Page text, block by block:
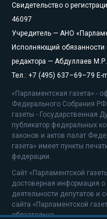
Свидетельство о
46097
Учредитель — АНО
Исполняющий обязанности
редактора — Абдуллаев М.Р.
Тел.: +7 (495) 637–69–79 E-
«Парламентская газета» -
Федерального Собрания
газеты - Государственная
публикатор федеральных
законов и актов палат
газета» имеет пункты
федерации.
Сайт «Парламентской
достоверная информация
деятельности депутатов и
сайта «Парламентской
обязательна.